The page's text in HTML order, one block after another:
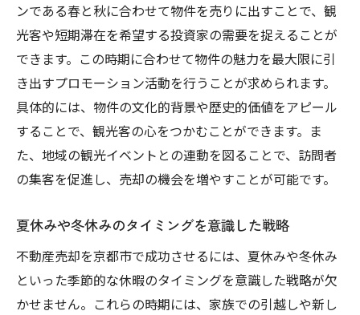
ンである春と秋に合わせて物件を売りに出すことで、観
光客や短期滞在を希望する投資家の需要を捉えることが
できます。この時期に合わせて物件の魅力を最大限に引
き出すプロモーション活動を行うことが求められます。
具体的には、物件の文化的背景や歴史的価値をアピール
することで、観光客の心をつかむことができます。ま
た、地域の観光イベントとの連動を図ることで、訪問者
の集客を促進し、売却の機会を増やすことが可能です。
夏休みや冬休みのタイミングを意識した戦略
不動産売却を京都市で成功させるには、夏休みや冬休み
といった季節的な休暇のタイミングを意識した戦略が欠
かせません。これらの時期には、家族での引越しや新し